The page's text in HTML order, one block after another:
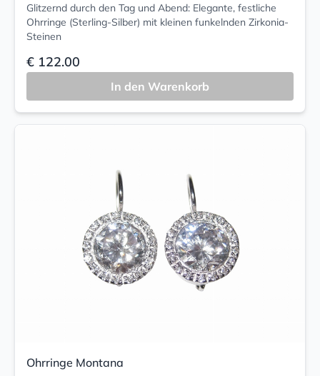
Glitzernd durch den Tag und Abend: Elegante, festliche
Ohrringe (Sterling-Silber) mit kleinen funkelnden Zirkonia-
Steinen
€ 122.00
In den Warenkorb
Ohrringe Montana